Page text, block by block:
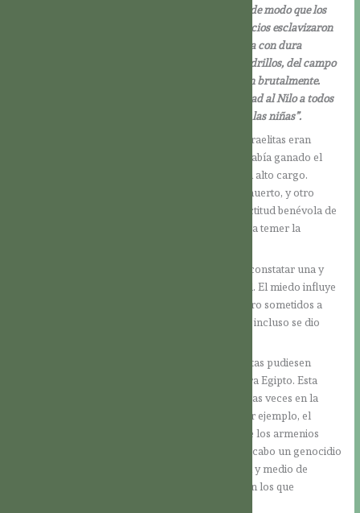
oprimían, tanto más se multiplicaban y crecían, de modo que los
egipcios llegaron a temer a los israelitas. Los egipcios esclavizaron
brutalmente a los israelitas, amargándoles la vida con dura
servidumbre, con los trabajos del barro, de los ladrillos, del campo
y con toda clase de servidumbre. Los esclavizaron brutalmente.
Entonces el faraón ordenó a toda su gente: “Arrojad al Nilo a todos
los varones recién nacidos, pero dejad con vida a las niñas”.
Habían terminado aquellos tiempos en que los israelitas eran
bienvenidos en Egipto. En su momento, José se había ganado el
favor del Faraón y éste lo había revestido con un alto cargo.
Entretanto, José y sus contemporáneos habían muerto, y otro
Faraón reinaba en Egipto. Entonces, cambió la actitud benévola de
los egipcios hacia los hijos de Israel y empezaron a temer la
En este contexto, ocurrió algo que tenemos que constatar una y
otra vez a lo largo de la historia de la humanidad. El miedo influye
en el actuar. Así, los hijos de Israel fueron primero sometidos a
duros trabajos, luego esclavizados y, finalmente, incluso se dio
¿Cuál fue la justificación? Se temía que los israelitas pudiesen
aliarse con algún pueblo enemigo y luchar contra Egipto. Esta
misma justificación también se encuentra repetidas veces en la
historia. Durante la Primera Guerra Mundial, por ejemplo, el
gobierno de los Jóvenes Turcos sospechó de que los armenios
cooperaban con el enemigo. Entonces se llevó a cabo un genocidio
que costó la vida de aproximadamente un millón y medio de
armenios. Podríamos nombrar otros ejemplos en los que